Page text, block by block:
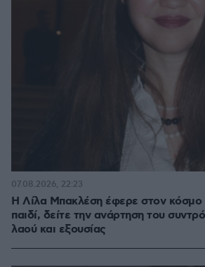
Η Λίλα Μπακλέση έφερε στον κόσμο
παιδί, δείτε την ανάρτηση του
λαού και εξουσίας
07.08.2026, 22:23